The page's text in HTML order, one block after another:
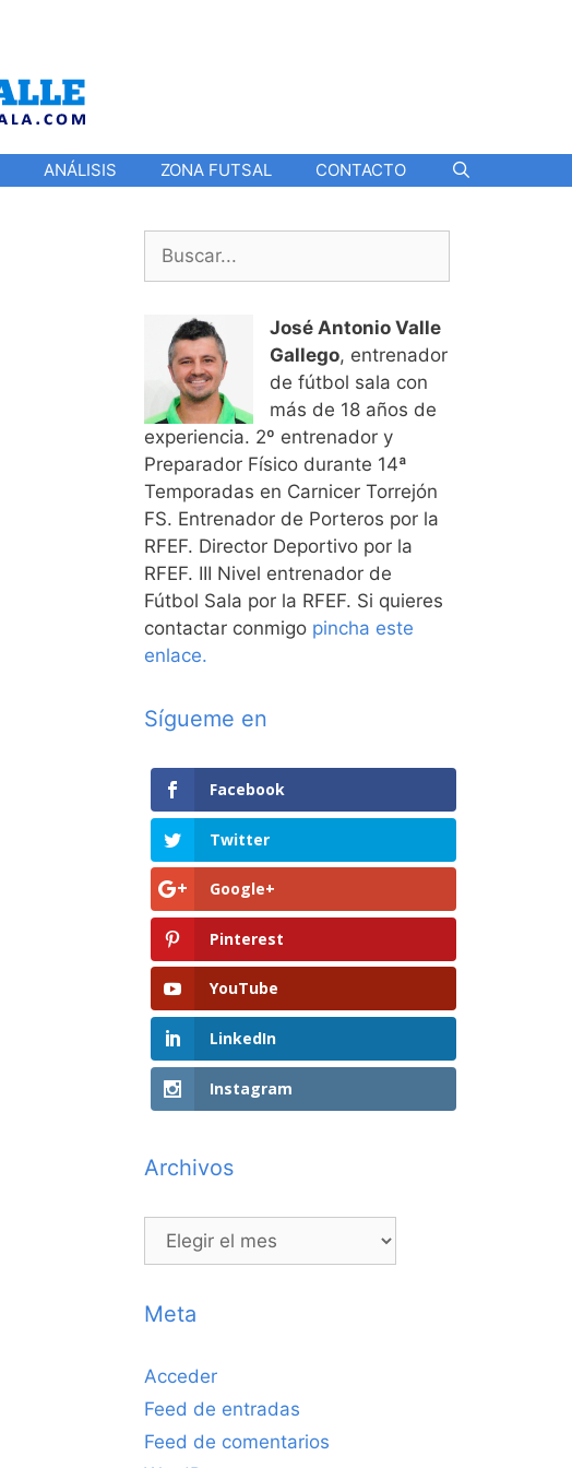
ANÁLISIS ZONA FUTSAL CONTACTO
Buscar:
José Antonio Valle
Gallego, entrenador
de fútbol sala con
más de 18 años de
experiencia. 2º entrenador y
Preparador Físico durante 14ª
Temporadas en Carnicer Torrejón
FS. Entrenador de Porteros por la
RFEF. Director Deportivo por la
RFEF. III Nivel entrenador de
Fútbol Sala por la RFEF. Si quieres
contactar conmigo pincha este
enlace.
Sígueme en
Facebook
Twitter
Google+
Pinterest
YouTube
LinkedIn
Instagram
Archivos
Archivos
Meta
Acceder
Feed de entradas
Feed de comentarios